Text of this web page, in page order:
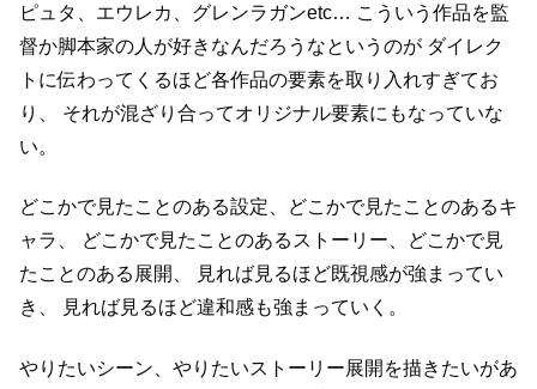
ピュタ、エウレカ、グレンラガンetc… こういう作品を監
督か脚本家の人が好きなんだろうなというのが ダイレク
トに伝わってくるほど各作品の要素を取り入れすぎてお
り、
それが混ざり合ってオリジナル要素にもなっていな
い。
どこかで見たことのある設定、どこかで見たことのあるキ
ャラ、
どこかで見たことのあるストーリー、どこかで見
たことのある展開、
見れば見るほど既視感が強まってい
き、
見れば見るほど違和感も強まっていく。
やりたいシーン、やりたいストーリー展開を描きたいがあ